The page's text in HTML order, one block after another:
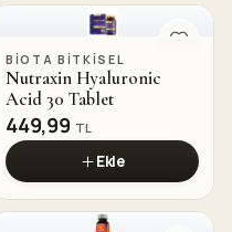
BIOTA BITKISEL
Nutraxin Hyaluronic
Acid 30 Tablet
449,99 TL
Ekle